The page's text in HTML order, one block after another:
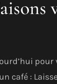
café :